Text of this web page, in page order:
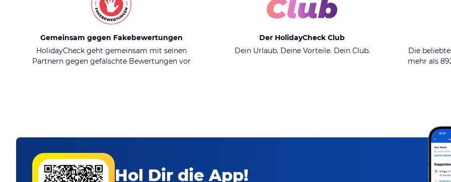
Gemeinsam gegen Fakebewertungen
HolidayCheck geht gemeinsam mit seinen
Partnern gegen gefälschte Bewertungen vor
Der HolidayCheck Club
Dein Urlaub. Deine Vorteile. Dein Club.
Die
mehr als
Hol Dir die App!